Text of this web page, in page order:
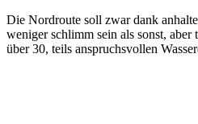
Die Nordroute soll zwar dank
weniger schlimm sein als sonst,
über 30, teils anspruchsvollen